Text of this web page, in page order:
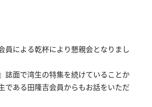
員による乾杯により懇親会となりまし
誌面で湾生の特集を続けていることか
である田隆吉会員からもお話をいただ